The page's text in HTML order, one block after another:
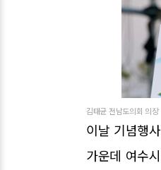
김태균 전남도의회 의장
이날 기념행
가운데 여수